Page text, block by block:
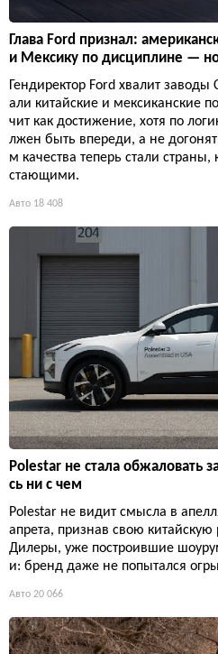
Глава Ford признал:
и Мексику по дисциплине —
Гендиректор Ford хвалит
али китайские и мексиканские
чит как достижение, хотя по
лжен быть впереди, а не
м качества теперь стали
стающими.
Авто 18 408
Polestar не стала обжаловать
сь ни с чем
Polestar не видит смысла в
апрета, признав свою
Дилеры, уже построившие
и: бренд даже не попытался
Авто 20 066